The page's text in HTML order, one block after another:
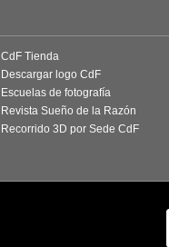
CdF Tienda
Descargar logo CdF
Escuelas de fotografía
Revista Sueño de la Razón
Recorrido 3D por Sede CdF